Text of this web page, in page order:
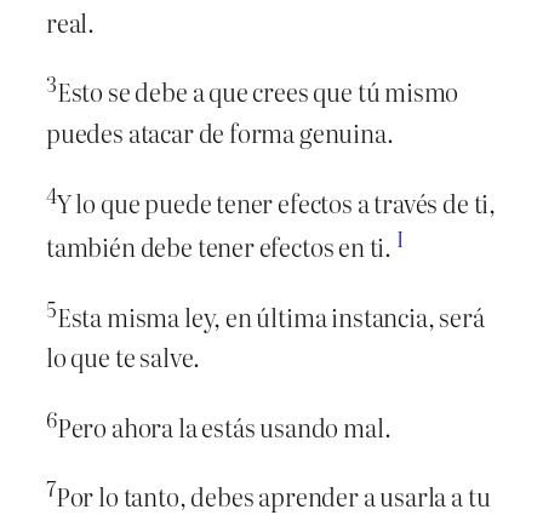
real.
3Esto se debe a que crees que tú mismo
puedes atacar de forma genuina.
4Y lo que puede tener efectos a través de ti,
también debe tener efectos en ti. I
5Esta misma ley, en última instancia, será
lo que te salve.
6Pero ahora la estás usando mal.
7Por lo tanto, debes aprender a usarla a tu